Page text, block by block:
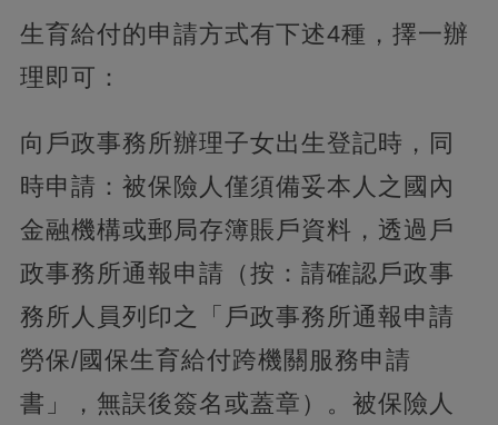
生育給付的申請方式有下述4種，擇一辦
理即可：
向戶政事務所辦理子女出生登記時，同
時申請：被保險人僅須備妥本人之國內
金融機構或郵局存簿賬戶資料，透過戶
政事務所通報申請（按：請確認戶政事
務所人員列印之「戶政事務所通報申請
勞保/國保生育給付跨機關服務申請
書」，無誤後簽名或蓋章）。被保險人